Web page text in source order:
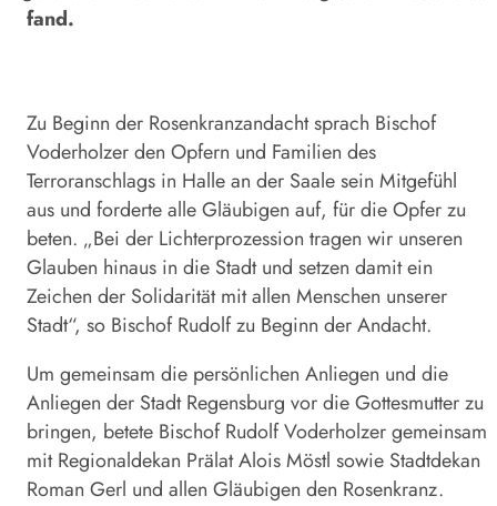
fand.
Zu Beginn der Rosenkranzandacht sprach Bischof
Voderholzer den Opfern und Familien des
Terroranschlags in Halle an der Saale sein Mitgefühl
aus und forderte alle Gläubigen auf, für die Opfer zu
beten. „Bei der Lichterprozession tragen wir unseren
Glauben hinaus in die Stadt und setzen damit ein
Zeichen der Solidarität mit allen Menschen unserer
Stadt“, so Bischof Rudolf zu Beginn der Andacht.
Um gemeinsam die persönlichen Anliegen und die
Anliegen der Stadt Regensburg vor die Gottesmutter zu
bringen, betete Bischof Rudolf Voderholzer gemeinsam
mit Regionaldekan Prälat Alois Möstl sowie Stadtdekan
Roman Gerl und allen Gläubigen den Rosenkranz.